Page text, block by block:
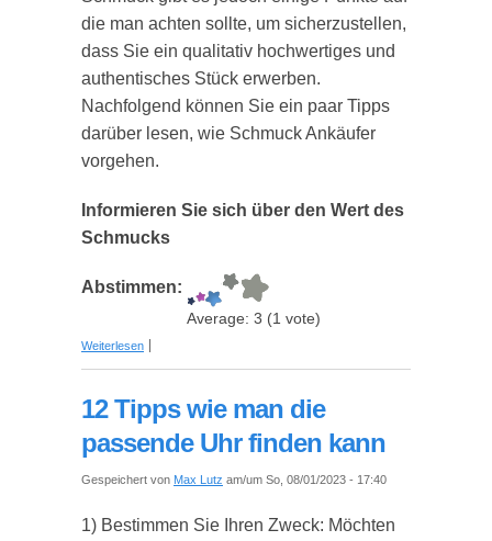
die man achten sollte, um sicherzustellen,
dass Sie ein qualitativ hochwertiges und
authentisches Stück erwerben.
Nachfolgend können Sie ein paar Tipps
darüber lesen, wie Schmuck Ankäufer
vorgehen.
Informieren Sie sich über den Wert des
Schmucks
Abstimmen:
Average: 3 (1 vote)
Weiterlesen über Tipps und Tricks für den erfolgreichen
12 Tipps wie man die
passende Uhr finden kann
Gespeichert von Max Lutz am/um So, 08/01/2023 - 17:40
1) Bestimmen Sie Ihren Zweck: Möchten